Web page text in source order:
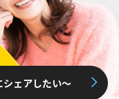
シェアしたい〜